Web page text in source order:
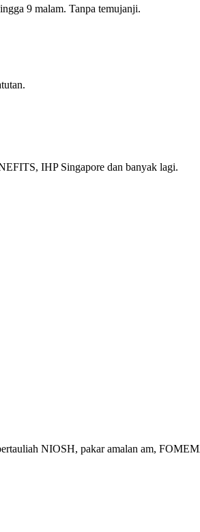
9 malam. Tanpa temujanji.
IHP Singapore dan banyak lagi.
NIOSH, pakar amalan am,